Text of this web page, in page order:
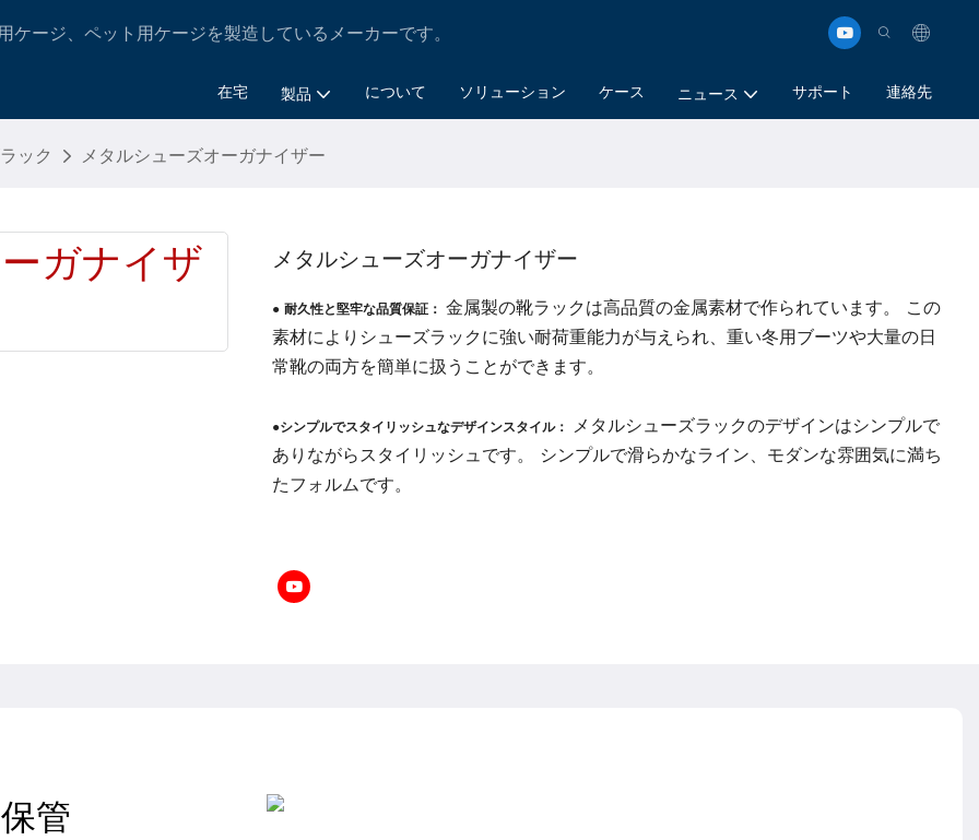
ージ、ペット用ケージを製造しているメーカーです。
在宅 製品 について ソリューション ケース ニュース サポート 連絡先
ック メタルシューズオーガナイザー
メタルシューズオーガナイザー
● 耐久性と堅牢な品質保証： 金属製の靴ラックは高品質の金属素材で作られています。 この
素材によりシューズラックに強い耐荷重能力が与えられ、重い冬用ブーツや大量の日
常靴の両方を簡単に扱うことができます。
●シンプルでスタイリッシュなデザインスタイル：
メタルシューズラックのデザインはシンプルで
ありながらスタイリッシュです。 シンプルで滑らかなライン、モダンな雰囲気に満ち
たフォルムです。
管